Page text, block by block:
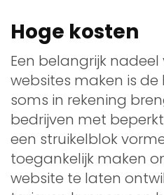
Hoge kosten
Een belangrijk
websites maken is de
soms in rekening
bedrijven met
een struikelblok
toegankelijk maken
website te laten